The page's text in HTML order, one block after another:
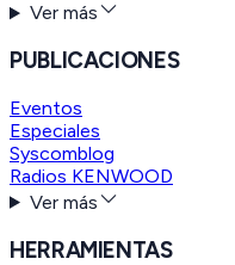
Ver más
PUBLICACIONES
Eventos
Especiales
Syscomblog
Radios KENWOOD
Ver más
HERRAMIENTAS